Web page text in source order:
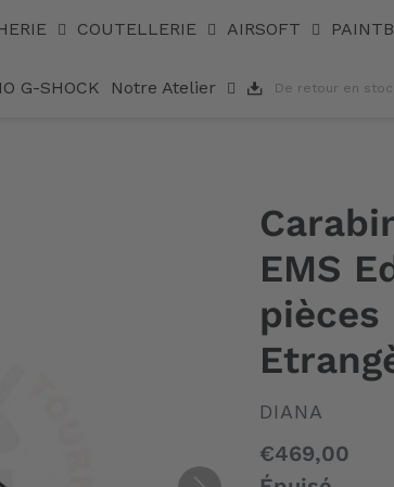
COUTELLERIE AIRSOFT
G-SHOCK Notre Atelier De retour en
EMS
pièces
DIANA
Prix
€469,00